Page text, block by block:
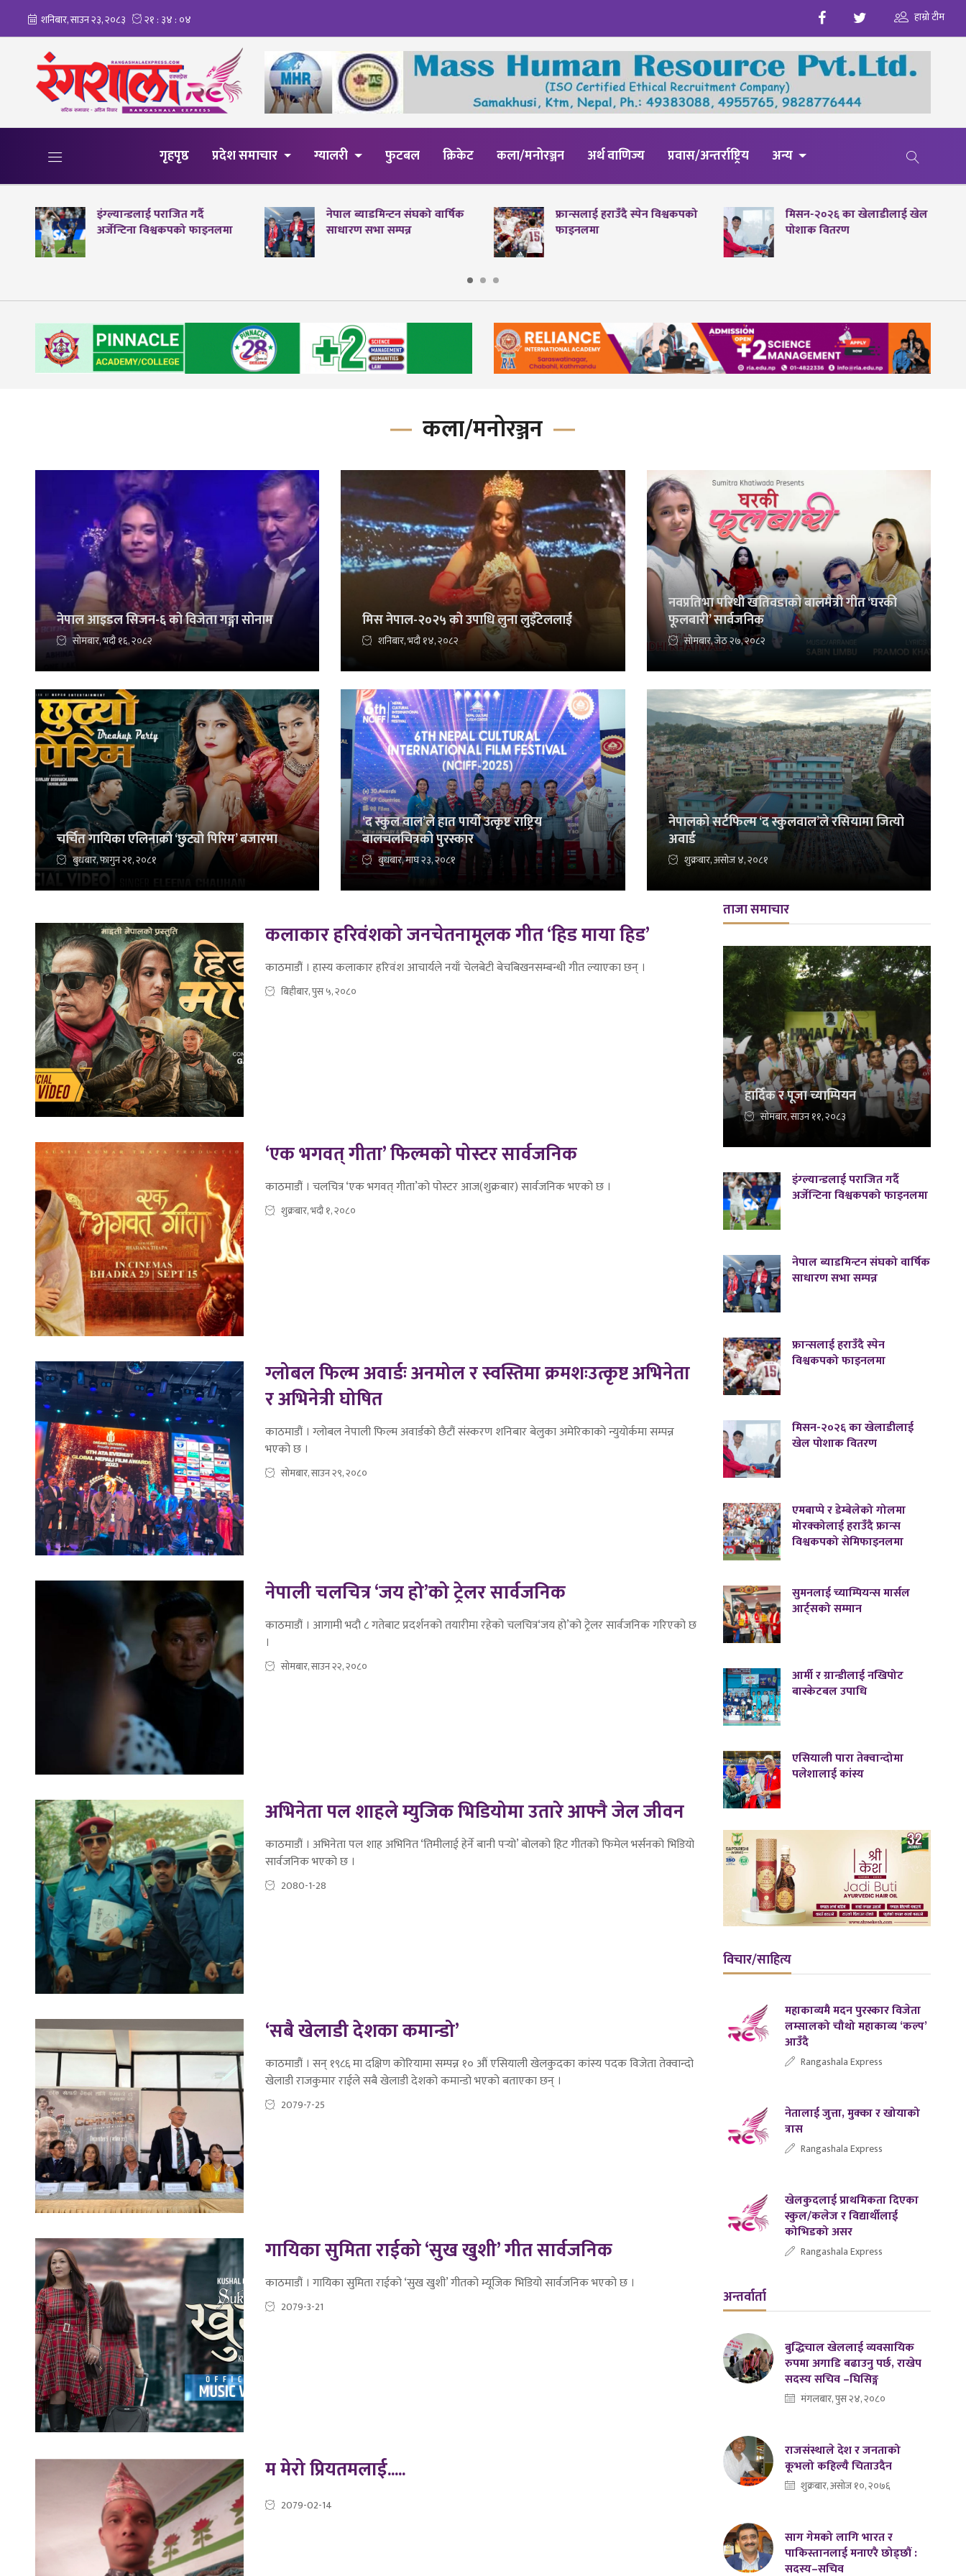
हाम्रो टीम
गृहपृष्ठ प्रदेश समाचार ग्यालरी फुटबल क्रिकेट कला/मनोरञ्जन अर्थ वाणिज्य प्रवास/अन्तर्राष्ट्रिय अन्य
इंग्ल्यान्डलाई पराजित गर्दै
अर्जेन्टिना विश्वकपको फाइनलमा
नेपाल ब्याडमिन्टन संघको वार्षिक
साधारण सभा सम्पन्न
फ्रान्सलाई हराउँदै स्पेन विश्वकपको
फाइनलमा
मिसन-२०२६ का खेलाडीलाई खेल
पोशाक वितरण
कला/मनोरञ्जन
नेपाल आइडल सिजन-६ को विजेता गङ्गा सोनाम
सोमबार, भदौ १६, २०८२
मिस नेपाल-२०२५ को उपाधि लुना लुइँटेललाई
शनिबार, भदौ १४, २०८२
नवप्रतिभा परिधी खतिवडाको बालमैत्री गीत ‘घरकी
फूलबारी’ सार्वजनिक
सोमबार, जेठ २७, २०८२
चर्चित गायिका एलिनाको ‘छुट्यो पिरिम’ बजारमा
बुधबार, फागुन २१, २०८१
‘द स्कुल वाल’ले हात पार्यो उत्कृष्ट राष्ट्रिय
बालचलचित्रको पुरस्कार
बुधबार, माघ २३, २०८१
नेपालको सर्टफिल्म ‘द स्कुलवाल’ले रसियामा जित्यो
अवार्ड
शुक्रबार, असोज ४, २०८१
कलाकार हरिवंशको जनचेतनामूलक गीत ‘हिड माया हिड’
काठमाडौं । हास्य कलाकार हरिवंश आचार्यले नयाँ चेलबेटी बेचबिखनसम्बन्धी गीत ल्याएका छन् ।
बिहीबार, पुस ५, २०८०
‘एक भगवत् गीता’ फिल्मको पोस्टर सार्वजनिक
काठमाडौं । चलचित्र ‘एक भगवत् गीता’को पोस्टर आज(शुक्रबार) सार्वजनिक भएको छ ।
शुक्रबार, भदौ १, २०८०
ग्लोबल फिल्म अवार्डः अनमोल र स्वस्तिमा क्रमशःउत्कृष्ट अभिनेता
र अभिनेत्री घोषित
काठमाडौं । ग्लोबल नेपाली फिल्म अवार्डको छैटौं संस्करण शनिबार बेलुका अमेरिकाको न्युयोर्कमा सम्पन्न
भएको छ ।
सोमबार, साउन २९, २०८०
नेपाली चलचित्र ‘जय हो’को ट्रेलर सार्वजनिक
काठमाडौं । आगामी भदौ ८ गतेबाट प्रदर्शनको तयारीमा रहेको चलचित्र‘जय हो’को ट्रेलर सार्वजनिक गरिएको छ
।
सोमबार, साउन २२, २०८०
अभिनेता पल शाहले म्युजिक भिडियोमा उतारे आफ्नै जेल जीवन
काठमाडौं । अभिनेता पल शाह अभिनित ‘तिमीलाई हेर्ने बानी पर्‍यो’ बोलको हिट गीतको फिमेल भर्सनको भिडियो
सार्वजनिक भएको छ ।
2080-1-28
‘सबै खेलाडी देशका कमान्डो’
काठमाडौं । सन् १९८६ मा दक्षिण कोरियामा सम्पन्न १० औं एसियाली खेलकुदका कांस्य पदक विजेता तेक्वान्दो
खेलाडी राजकुमार राईले सबै खेलाडी देशको कमान्डो भएको बताएका छन् ।
2079-7-25
गायिका सुमिता राईको ‘सुख खुशी’ गीत सार्वजनिक
काठमाडौं । गायिका सुमिता राईको ‘सुख खुशी’ गीतको म्यूजिक भिडियो सार्वजनिक भएको छ ।
2079-3-21
म मेरो प्रियतमलाई.....
2079-02-14
ताजा समाचार
हार्दिक र पूजा च्याम्पियन
सोमबार, साउन ११, २०८३
इंग्ल्यान्डलाई पराजित गर्दै
अर्जेन्टिना विश्वकपको फाइनलमा
नेपाल ब्याडमिन्टन संघको वार्षिक
साधारण सभा सम्पन्न
फ्रान्सलाई हराउँदै स्पेन
विश्वकपको फाइनलमा
मिसन-२०२६ का खेलाडीलाई
खेल पोशाक वितरण
एमबाप्पे र डेम्बेलेको गोलमा
मोरक्कोलाई हराउँदै फ्रान्स
विश्वकपको सेमिफाइनलमा
सुमनलाई च्याम्पियन्स मार्सल
आर्ट्सको सम्मान
आर्मी र ग्रान्डीलाई नखिपोट
बास्केटबल उपाधि
एसियाली पारा तेक्वान्दोमा
पलेशालाई कांस्य
विचार/साहित्य
महाकाव्यमै मदन पुरस्कार विजेता
लम्सालको चौथो महाकाव्य ‘कल्प’
आउँदै
Rangashala Express
नेतालाई जुत्ता, मुक्का र खोयाको
त्रास
Rangashala Express
खेलकुदलाई प्राथमिकता दिएका
स्कुल/कलेज र विद्यार्थीलाई
कोभिडको असर
Rangashala Express
अन्तर्वार्ता
बुद्धिचाल खेललाई व्यवसायिक
रुपमा अगाडि बढाउनु पर्छ, राखेप
सदस्य सचिव –घिसिङ्ग
मंगलबार, पुस २४, २०८०
राजसंस्थाले देश र जनताको
कूभलो कहिल्यै चिताउदैन
शुक्रबार, असोज १०, २०७६
साग गेमको लागि भारत र
पाकिस्तानलाई मनाएरै छोड्छौं :
सदस्य–सचिव